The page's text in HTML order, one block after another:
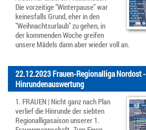
Die vorzeitige "Winterpause" war
keinesfalls Grund, eher in den
"Weihnachtsurlaub" zu gehen, in
der kommenden Woche greifen
unsere Mädels dann aber wieder voll an.
22.12.2023 Frauen-Regionalliga Nordost -
Hinrundenauswertung
1. FRAUEN | Nicht ganz nach Plan
verlief die Hinrunde der siebten
Regionalligasaison unserer 1.